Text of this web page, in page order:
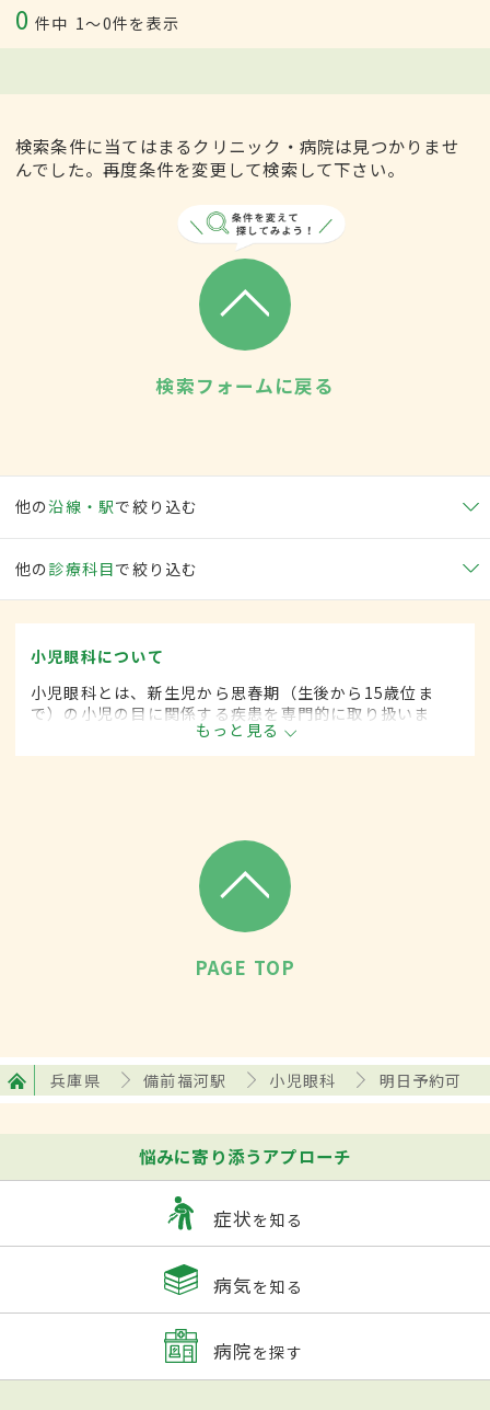
0 件中 1〜0件を表示
検索条件に当てはまるクリニック・病院は見つかりませ
んでした。再度条件を変更して検索して下さい。
検索フォームに戻る
他の沿線・駅で絞り込む
他の 診療科目で絞り込む
小児眼科について
小児眼科とは、新生児から思春期（生後から15歳位ま
で）の小児の目に関係する疾患を専門的に取り扱いま
もっと見る
PAGE TOP
兵庫県 備前福河駅 小児眼科 明日予約可
悩みに寄り添うアプローチ
症状を知る
病気を知る
病院を探す